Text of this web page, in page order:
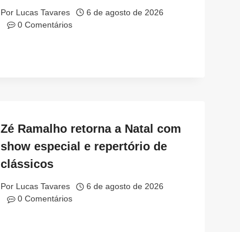
Por Lucas Tavares
6 de agosto de 2026
0 Comentários
Zé Ramalho retorna a Natal com
show especial e repertório de
clássicos
Por Lucas Tavares
6 de agosto de 2026
0 Comentários